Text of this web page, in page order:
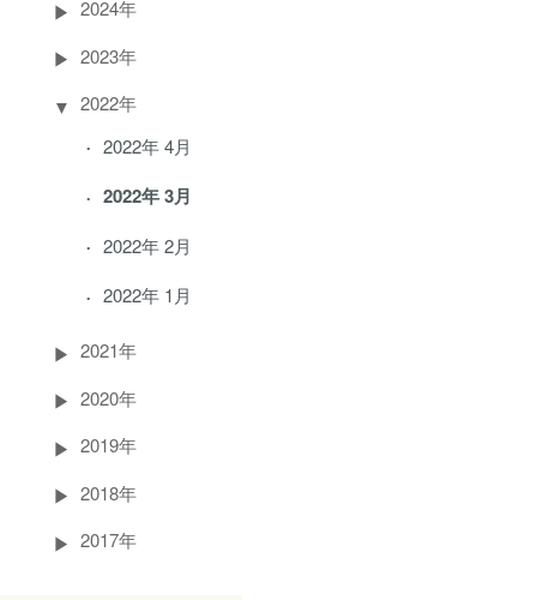
2024年
2023年
2022年
2022年 4月
2022年 3月
2022年 2月
2022年 1月
2021年
2020年
2019年
2018年
2017年